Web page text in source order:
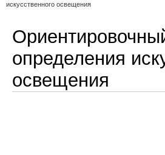
искусственного освещения
определения
освещения